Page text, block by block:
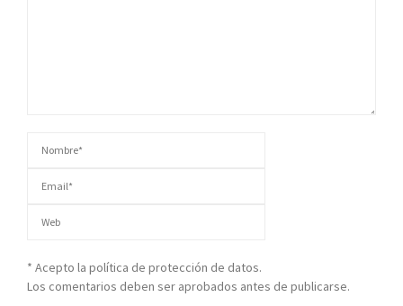
* Acepto la política de protección de datos.
Los comentarios deben ser aprobados antes de publicarse.